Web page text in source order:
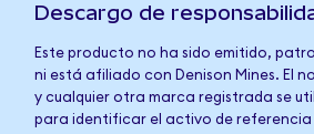
Descargo de
Este producto no ha sido emitido,
ni está afiliado con Denison Mines. El
y cualquier otra marca registrada se
para identificar el activo de referencia